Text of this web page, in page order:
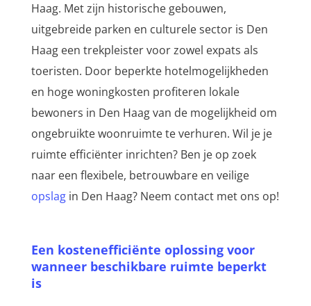
Haag. Met zijn historische gebouwen,
uitgebreide parken en culturele sector is Den
Haag een trekpleister voor zowel expats als
toeristen. Door beperkte hotelmogelijkheden
en hoge woningkosten profiteren lokale
bewoners in Den Haag van de mogelijkheid om
ongebruikte woonruimte te verhuren. Wil je je
ruimte efficiënter inrichten? Ben je op zoek
naar een flexibele, betrouwbare en veilige
opslagin Den Haag? Neem contact met ons op!
Een kostenefficiënte oplossing voor
wanneer beschikbare ruimte beperkt
is